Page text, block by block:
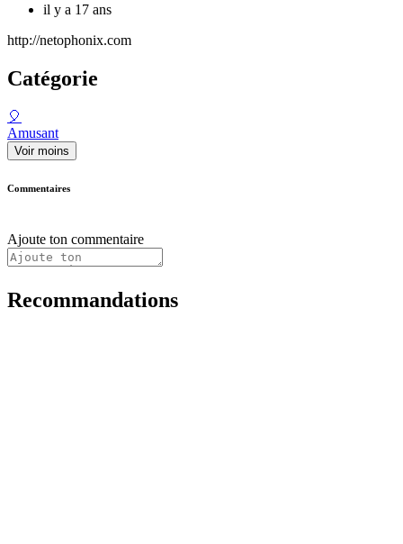
il y a 17 ans
http://netophonix.com
Catégorie
🎈
Amusant
Voir moins
Commentaires
Ajoute ton commentaire
Recommandations